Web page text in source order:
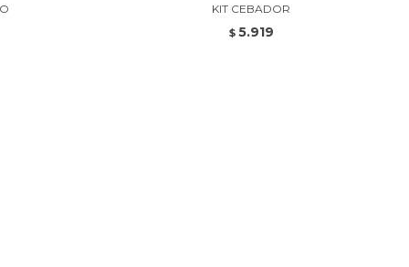
KIT CEBADOR
$ 5.919